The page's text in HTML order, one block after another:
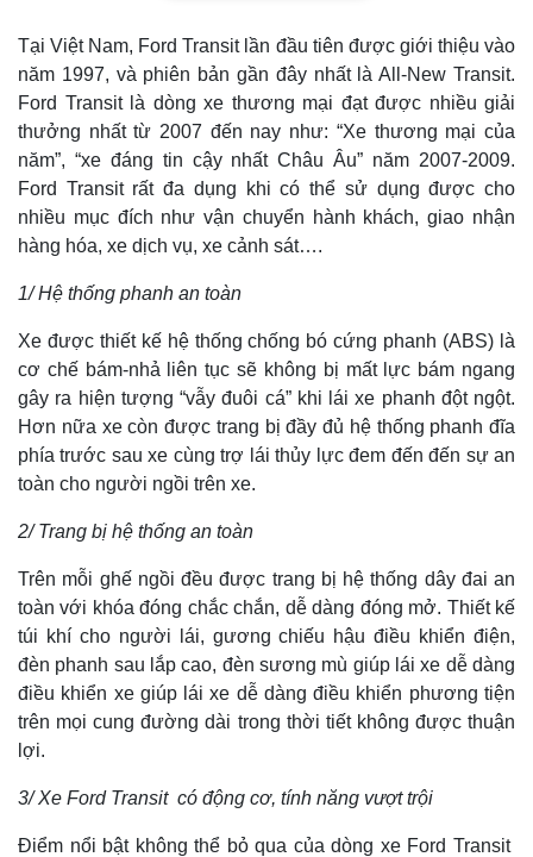
Tại Việt Nam, Ford Transit lần đầu tiên được giới thiệu vào
năm 1997, và phiên bản gần đây nhất là All-New Transit.
Ford Transit là dòng xe thương mại đạt được nhiều giải
thưởng nhất từ 2007 đến nay như: “Xe thương mại của
năm”, “xe đáng tin cậy nhất Châu Âu” năm 2007-2009.
Ford Transit rất đa dụng khi có thể sử dụng được cho
nhiều mục đích như vận chuyển hành khách, giao nhận
hàng hóa, xe dịch vụ, xe cảnh sát….
1/ Hệ thống phanh an toàn
Xe được thiết kế hệ thống chống bó cứng phanh (ABS) là
cơ chế bám-nhả liên tục sẽ không bị mất lực bám ngang
gây ra hiện tượng “vẫy đuôi cá” khi lái xe phanh đột ngột.
Hơn nữa xe còn được trang bị đầy đủ hệ thống phanh đĩa
phía trước sau xe cùng trợ lái thủy lực đem đến đến sự an
toàn cho người ngồi trên xe.
2/ Trang bị hệ thống an toàn
Trên mỗi ghế ngồi đều được trang bị hệ thống dây đai an
toàn với khóa đóng chắc chắn, dễ dàng đóng mở. Thiết kế
túi khí cho người lái, gương chiếu hậu điều khiển điện,
đèn phanh sau lắp cao, đèn sương mù giúp lái xe dễ dàng
điều khiển xe giúp lái xe dễ dàng điều khiển phương tiện
trên mọi cung đường dài trong thời tiết không được thuận
lợi.
3/ Xe Ford Transit có động cơ, tính năng vượt trội
Điểm nổi bật không thể bỏ qua của dòng xe Ford Transit